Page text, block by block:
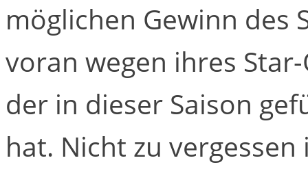
möglichen Gewinn des
voran wegen ihres
der in dieser Saison
hat. Nicht zu